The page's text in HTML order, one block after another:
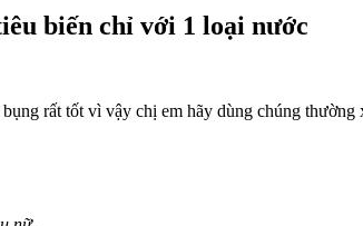
biến chỉ với 1 loại nước
rất tốt vì vậy chị em hãy dùng chúng thường